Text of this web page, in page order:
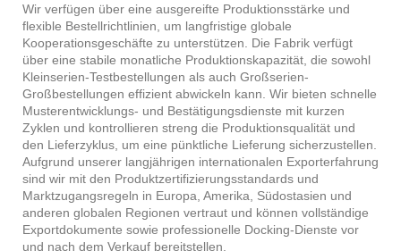
Wir verfügen über eine ausgereifte Produktionsstärke und
flexible Bestellrichtlinien, um langfristige globale
Kooperationsgeschäfte zu unterstützen. Die Fabrik verfügt
über eine stabile monatliche Produktionskapazität, die sowohl
Kleinserien-Testbestellungen als auch Großserien-
Großbestellungen effizient abwickeln kann. Wir bieten schnelle
Musterentwicklungs- und Bestätigungsdienste mit kurzen
Zyklen und kontrollieren streng die Produktionsqualität und
den Lieferzyklus, um eine pünktliche Lieferung sicherzustellen.
Aufgrund unserer langjährigen internationalen Exporterfahrung
sind wir mit den Produktzertifizierungsstandards und
Marktzugangsregeln in Europa, Amerika, Südostasien und
anderen globalen Regionen vertraut und können vollständige
Exportdokumente sowie professionelle Docking-Dienste vor
und nach dem Verkauf bereitstellen.